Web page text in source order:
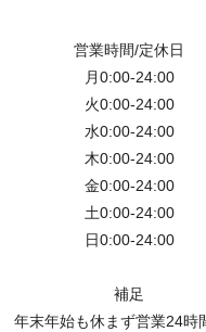
営業時間/定休日
月0:00-24:00
火0:00-24:00
水0:00-24:00
木0:00-24:00
金0:00-24:00
土0:00-24:00
日0:00-24:00
補足
年末年始も休まず営業24時